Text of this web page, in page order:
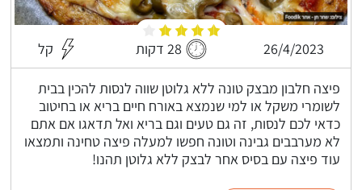
26/4/2023 28 דקות קל
פיצה חלבון מבצק טונה ללא גלוטן שווה לנסות להכין בבית
לשומרי משקל או למי שנמצא באורח חיים בריא או בחיטוב
כדאי לכם לנסות, זה גם טעים וגם בריא ואל תדאגו אם אתם
לא מערבבים גבינה וטונה חפשו למעלה פיצה טחינה ותמצאו
עוד פיצה עם בסיס אחר לבצק ללא גלוטן תהנו!